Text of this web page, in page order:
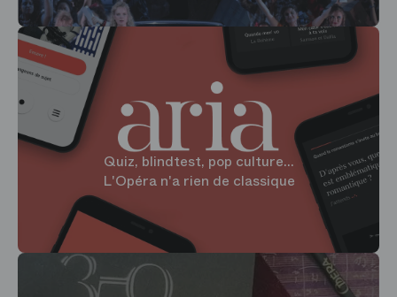
Quiz, blindtest, pop culture...
L'Opéra n'a rien de classique